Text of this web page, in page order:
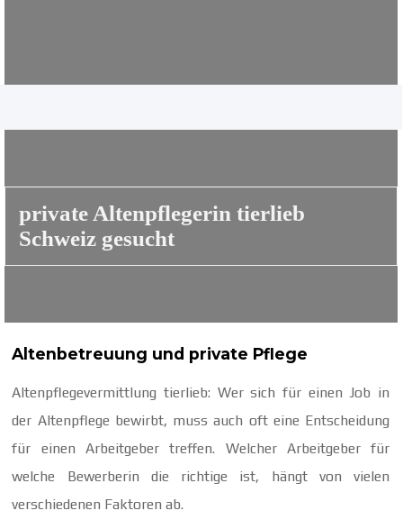
private Altenpflegerin tierlieb
Schweiz gesucht
Altenbetreuung und private Pflege
Altenpflegevermittlung tierlieb: Wer sich für einen Job in
der Altenpflege bewirbt, muss auch oft eine Entscheidung
für einen Arbeitgeber treffen. Welcher Arbeitgeber für
welche Bewerberin die richtige ist, hängt von vielen
verschiedenen Faktoren ab.